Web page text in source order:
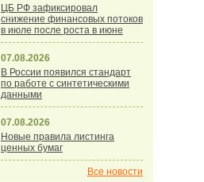
ЦБ РФ зафиксировал
снижение финансовых потоков
в июле после роста в июне
07.08.2026
В России появился стандарт
по работе с синтетическими
данными
07.08.2026
Новые правила листинга
ценных бумаг
Все новости